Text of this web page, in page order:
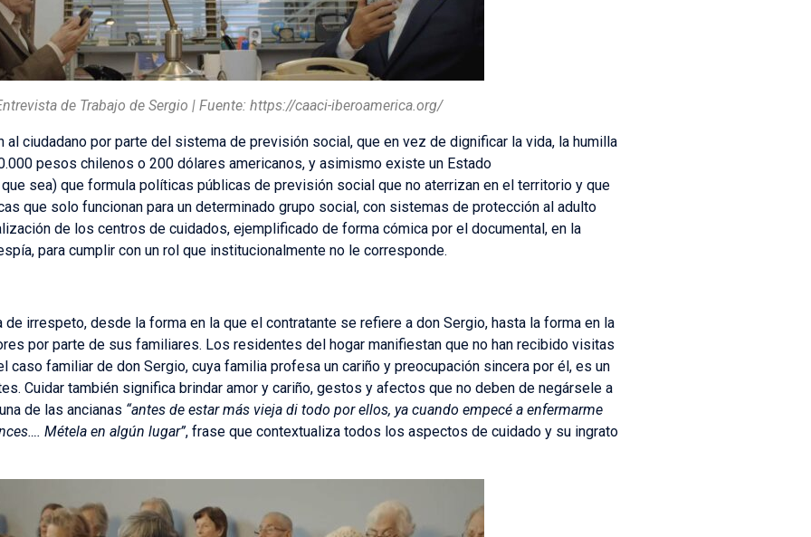
de Trabajo de Sergio | Fuente: https://caaci-iberoamerica.org/
ciudadano por parte del sistema de previsión social, que en vez de dignificar la vida, la humilla
pesos chilenos o 200 dólares americanos, y asimismo existe un Estado
sea) que formula políticas públicas de previsión social que no aterrizan en el territorio y que
que solo funcionan para un determinado grupo social, con sistemas de protección al adulto
de los centros de cuidados, ejemplificado de forma cómica por el documental, en la
para cumplir con un rol que institucionalmente no le corresponde.
de irrespeto, desde la forma en la que el contratante se refiere a don Sergio, hasta la forma en la
por parte de sus familiares. Los residentes del hogar manifiestan que no han recibido visitas
caso familiar de don Sergio, cuya familia profesa un cariño y preocupación sincera por él, es un
Cuidar también significa brindar amor y cariño, gestos y afectos que no deben de negársele a
de las ancianas “antes de estar más vieja di todo por ellos, ya cuando empecé a enfermarme
Métela en algún lugar”, frase que contextualiza todos los aspectos de cuidado y su ingrato